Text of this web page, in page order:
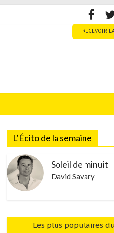
RECEVOIR
L’Édito de la semaine
Soleil de minuit
David Savary
Les plus populaires